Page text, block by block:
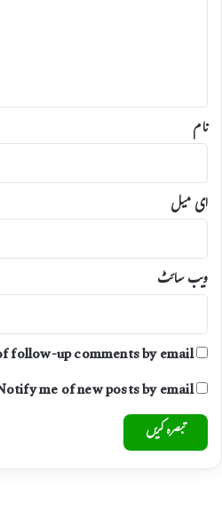
ہار
ف
س
و
،
نام
ای میل
ویب‌ سائٹ
up comments by email.
me of new posts by email.